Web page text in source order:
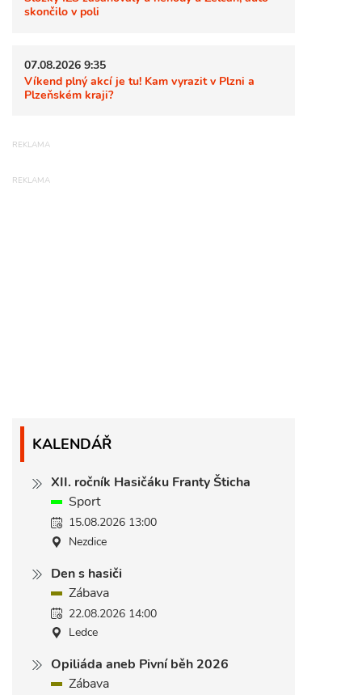
skončilo v poli
07.08.2026 9:35
Víkend plný akcí je tu! Kam vyrazit v Plzni a
Plzeňském kraji?
KALENDÁŘ
XII. ročník Hasičáku Franty Šticha
Sport
15.08.2026 13:00
Nezdice
Den s hasiči
Zábava
22.08.2026 14:00
Ledce
Opiliáda aneb Pivní běh 2026
Zábava